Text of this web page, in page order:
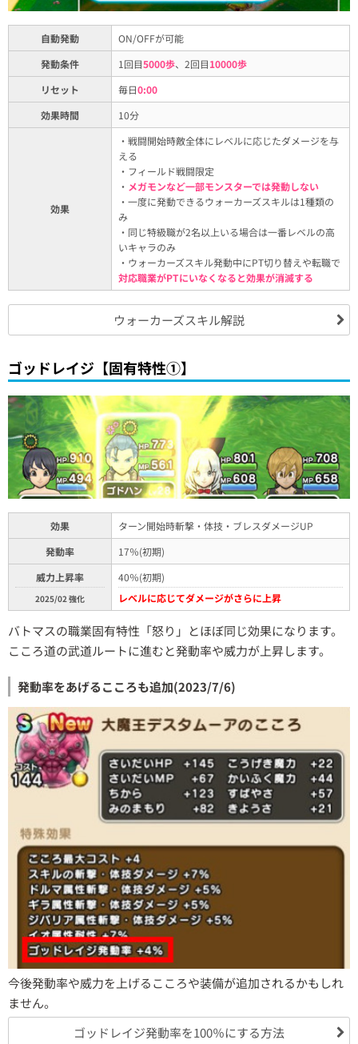
自動発動
ON/OFFが可能
発動条件
1回目5000歩、2回目10000歩
リセット
毎日0:00
効果時間
10分
効果
・戦闘開始時敵全体にレベルに応じたダメージを与
える
・フィールド戦闘限定
・ メガモンなど一部モンスターでは発動しない
・一度に発動できるウォーカーズスキルは1種類の
み
・同じ特級職が2名以上いる場合は一番レベルの高
いキャラのみ
・ウォーカーズスキル発動中にPT切り替えや転職で
対応職業がPTにいなくなると効果が消滅する
ウォーカーズスキル解説
ゴッドレイジ【固有特性①】
効果
ターン開始時斬撃・体技・ブレスダメージUP
発動率
17％(初期)
威力上昇率
2025/02 強化
40％(初期)
レベルに応じてダメージがさらに上昇
バトマスの職業固有特性「怒り」とほぼ同じ効果になります。
こころ道の武道ルートに進むと発動率や威力が上昇します。
発動率をあげるこころも追加(2023/7/6)
今後発動率や威力を上げるこころや装備が追加されるかもしれ
ません。
ゴッドレイジ発動率を100％にする方法